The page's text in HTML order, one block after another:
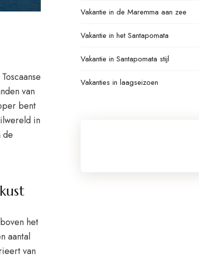
van
bent
in
de
het
aantal
van
Vakantie in de Maremma aan zee
Vakantie in het Santapomata
Vakantie in Santapomata stijl
Vakanties in laagseizoen